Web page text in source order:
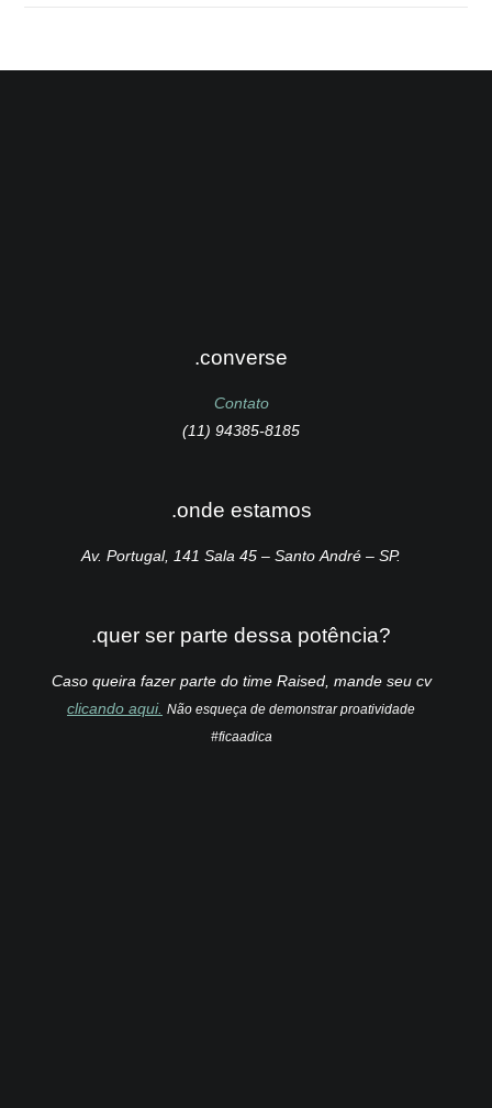
.converse
Contato
(11) 94385-8185
.onde estamos
Av. Portugal, 141 Sala 45 – Santo André – SP.
.quer ser parte dessa potência?
Caso queira fazer parte do time Raised, mande seu cv
clicando aqui. Não esqueça de demonstrar proatividade
#ficaadica